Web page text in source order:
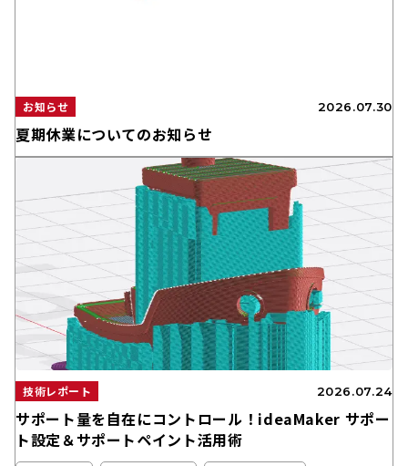
お知らせ 2026.07.30
夏期休業についてのお知らせ
技術レポート 2026.07.24
サポート量を自在にコントロール！ideaMaker サポー
ト設定＆サポートペイント活用術